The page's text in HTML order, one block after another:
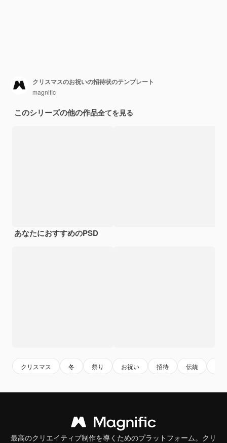
クリスマスのお祝いの招待状のテンプレート
magnific
このシリーズの他の作品全てを見る
あなたにおすすめのPSD
クリスマス 冬 祭り お祝い 招待 伝統
最高のクリエイティブ制作を導くためのプラットフォーム。クリ